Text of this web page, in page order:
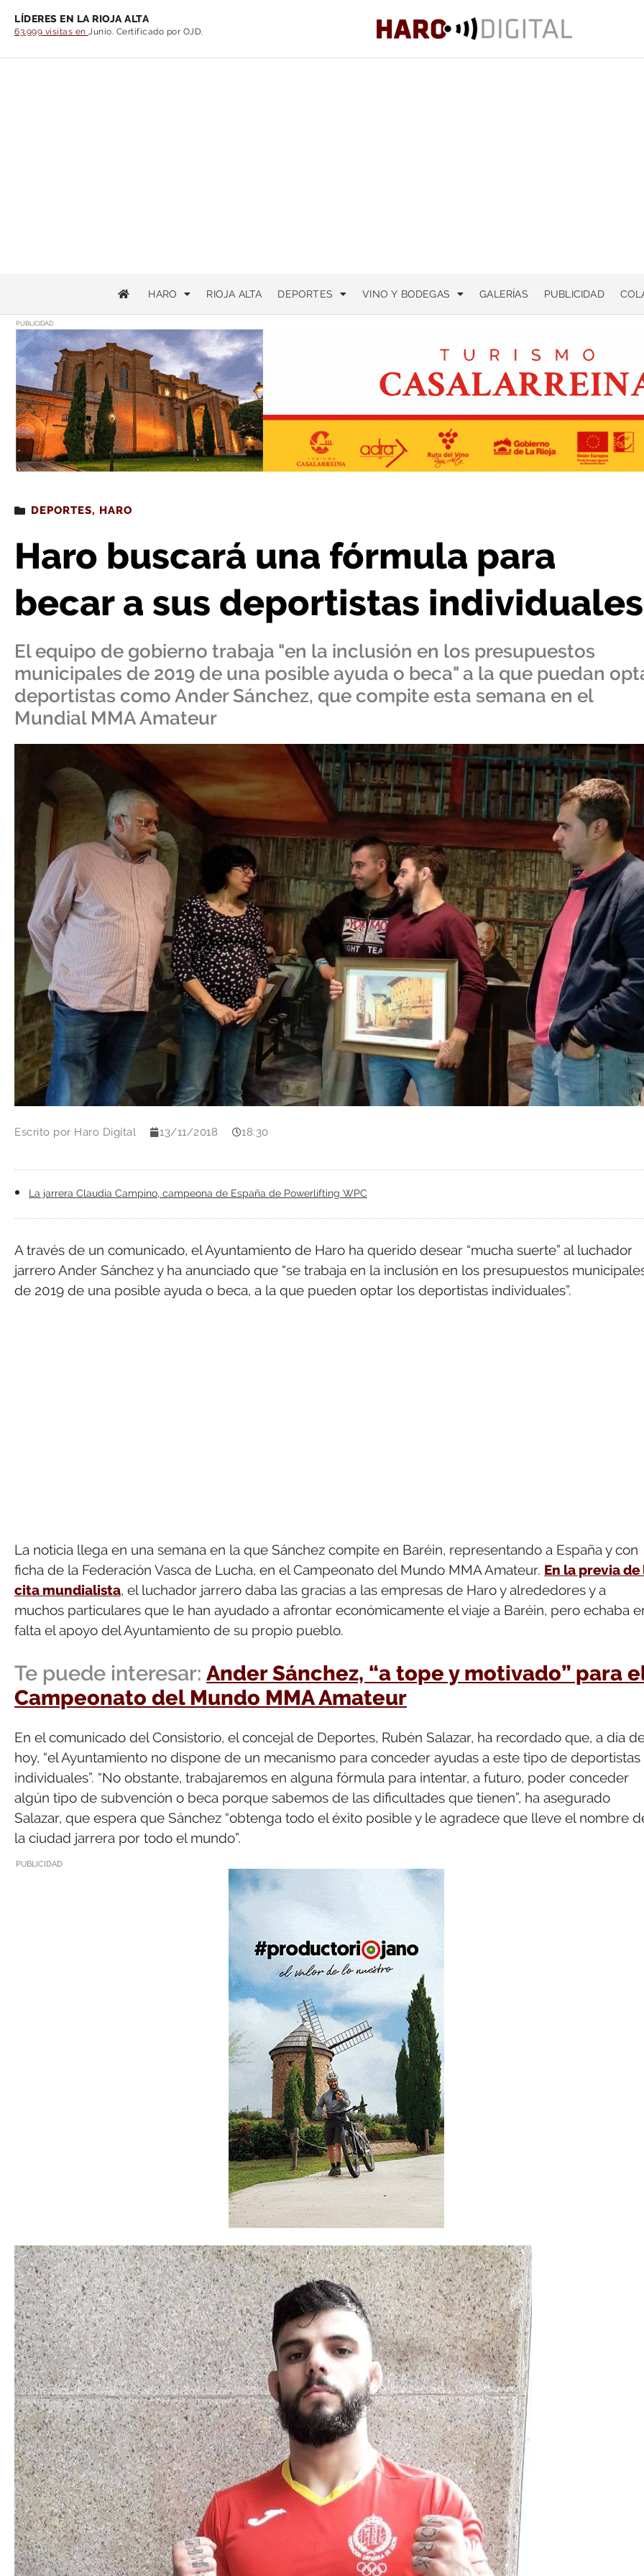
LÍDERES EN LA RIOJA ALTA
63.999 visitas en Junio. Certificado por OJD.
HARO RIOJA ALTA DEPORTES VINO Y BODEGAS GALERÍAS PUBLICIDAD
PUBLICIDAD
Estás leyendo : Haro buscará una fórmula para becar a sus deportistas individuales
DEPORTES, HARO
Haro buscará una fórmula para
becar a sus deportistas individuales
El equipo de gobierno trabaja "en la inclusión en los presupuestos
municipales de 2019 de una posible ayuda o beca" a la que puedan
deportistas como Ander Sánchez, que compite esta semana en el
Mundial MMA Amateur
Escrito por Haro Digital 13/11/2018 18:30
La jarrera Claudia Campino, campeona de España de Powerlifting WPC
A través de un comunicado, el Ayuntamiento de Haro ha querido desear “mucha suerte” al luchador
jarrero Ander Sánchez y ha anunciado que “se trabaja en la inclusión en los presupuestos
de 2019 de una posible ayuda o beca, a la que pueden optar los deportistas individuales”.
La noticia llega en una semana en la que Sánchez compite en Baréin, representando a España y con
ficha de la Federación Vasca de Lucha, en el Campeonato del Mundo MMA Amateur. En la previa de
cita mundialista, el luchador jarrero daba las gracias a las empresas de Haro y alrededores y a
muchos particulares que le han ayudado a afrontar económicamente el viaje a Baréin, pero echaba
falta el apoyo del Ayuntamiento de su propio pueblo.
Te puede interesar: Ander Sánchez, “a tope y motivado” para
Campeonato del Mundo MMA Amateur
En el comunicado del Consistorio, el concejal de Deportes, Rubén Salazar, ha recordado que, a día
hoy, “el Ayuntamiento no dispone de un mecanismo para conceder ayudas a este tipo de deportistas
individuales”. “No obstante, trabajaremos en alguna fórmula para intentar, a futuro, poder conceder
algún tipo de subvención o beca porque sabemos de las dificultades que tienen”, ha asegurado
Salazar, que espera que Sánchez “obtenga todo el éxito posible y le agradece que lleve el nombre
la ciudad jarrera por todo el mundo”.
PUBLICIDAD